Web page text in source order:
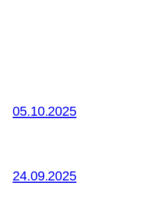
05.10.2025
24.09.2025